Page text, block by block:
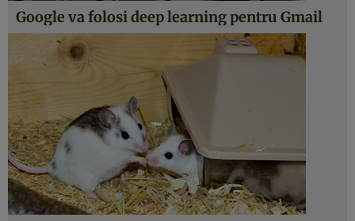
Google va folosi deep learning pentru Gmail